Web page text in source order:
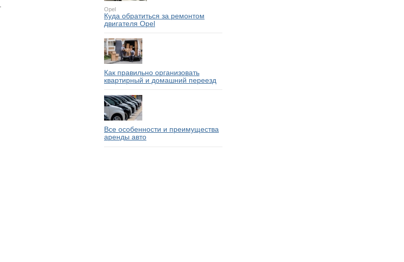
Opel
Куда обратиться за ремонтом
двигателя Opel
Как правильно организовать
квартирный и домашний переезд
Все особенности и преимущества
аренды авто